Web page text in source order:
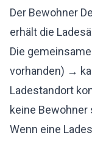
Der Bewohner
erhält die
Die
vorhanden) →
Ladestandort
keine Bewohner
Wenn eine